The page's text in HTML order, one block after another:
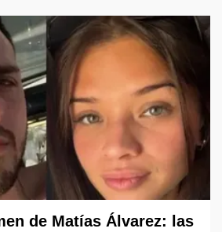
de Matías Álvarez: las